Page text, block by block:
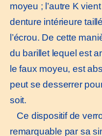
moyeu ; l’autre K
denture intérieure
l’écrou. De cette
du barillet lequel est
le faux moyeu, est
peut se desserrer
soit.
Ce dispositif de
remarquable par sa